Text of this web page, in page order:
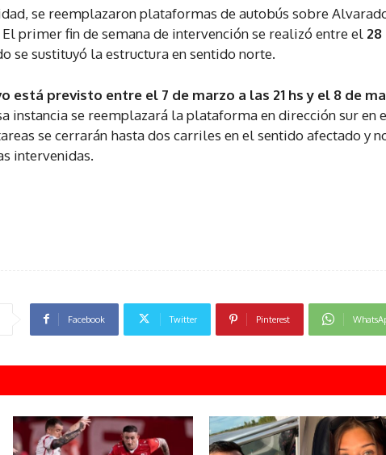
se reemplazaron plataformas de autobús sobre
primer fin de semana de intervención se realizó entre el
se sustituyó la estructura en sentido norte.
está previsto entre el 7 de marzo a las 21 hs y el 8 de
instancia se reemplazará la plataforma en dirección sur en
se cerrarán hasta dos carriles en el sentido afectado y
intervenidas.
Facebook Twitter Pinterest